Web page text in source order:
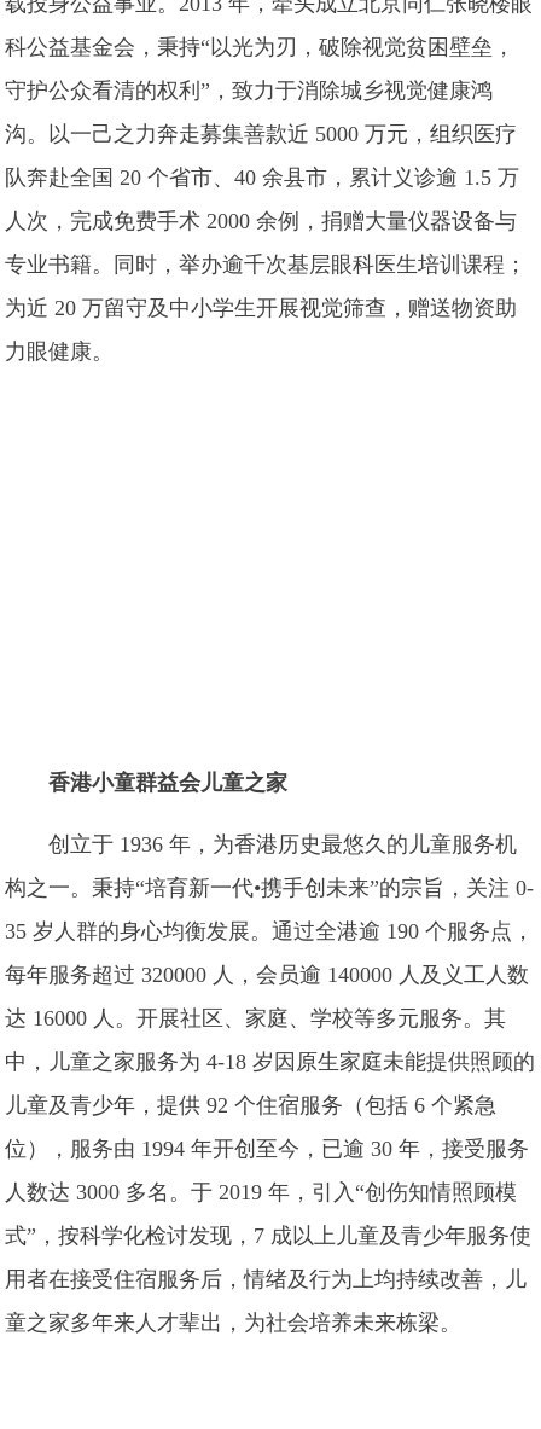
科公益基金会，秉持“以光为刃，破除视觉贫困壁垒，
守护公众看清的权利”，致力于消除城乡视觉健康鸿
沟。以一己之力奔走募集善款近 5000 万元，组织医疗
队奔赴全国 20 个省市、40 余县市，累计义诊逾 1.5 万
人次，完成免费手术 2000 余例，捐赠大量仪器设备与
专业书籍。同时，举办逾千次基层眼科医生培训课程；
为近 20 万留守及中小学生开展视觉筛查，赠送物资助
力眼健康。
香港小童群益会儿童之家
创立于 1936 年，为香港历史最悠久的儿童服务机
构之一。秉持“培育新一代•携手创未来”的宗旨，关注 0-
35 岁人群的身心均衡发展。通过全港逾 190 个服务点，
每年服务超过 320000 人，会员逾 140000 人及义工人数
达 16000 人。开展社区、家庭、学校等多元服务。其
中，儿童之家服务为 4-18 岁因原生家庭未能提供照顾的
儿童及青少年，提供 92 个住宿服务（包括 6 个紧急
位），服务由 1994 年开创至今，已逾 30 年，接受服务
人数达 3000 多名。于 2019 年，引入“创伤知情照顾模
式”，按科学化检讨发现，7 成以上儿童及青少年服务使
用者在接受住宿服务后，情绪及行为上均持续改善，儿
童之家多年来人才辈出，为社会培养未来栋梁。